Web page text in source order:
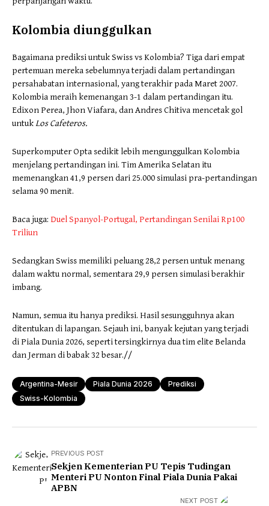
Kolombia diunggulkan
Bagaimana prediksi untuk Swiss vs Kolombia? Tiga dari empat
pertemuan mereka sebelumnya terjadi dalam pertandingan
persahabatan internasional, yang terakhir pada Maret 2007.
Kolombia meraih kemenangan 3-1 dalam pertandingan itu.
Edixon Perea, Jhon Viafara, dan Andres Chitiva mencetak gol
untukLos Cafeteros.
Superkomputer Opta sedikit lebih mengunggulkan Kolombia
menjelang pertandingan ini. Tim Amerika Selatan itu
memenangkan 41,9 persen dari 25.000 simulasi pra-pertandingan
selama 90 menit.
Baca juga: Duel Spanyol-Portugal, Pertandingan Senilai Rp100
Triliun
Sedangkan Swiss memiliki peluang 28,2 persen untuk menang
dalam waktu normal, sementara 29,9 persen simulasi berakhir
imbang.
Namun, semua itu hanya prediksi. Hasil sesungguhnya akan
ditentukan di lapangan. Sejauh ini, banyak kejutan yang terjadi
di Piala Dunia 2026, seperti tersingkirnya dua tim elite Belanda
dan Jerman di babak 32 besar.//
Argentina-Mesir Piala Dunia 2026
Prediksi
Swiss-Kolombia
PREVIOUS POST
Sekjen Kementerian PU Tepis Tudingan
Menteri PU Nonton Final Piala Dunia Pakai
APBN
NEXT POST